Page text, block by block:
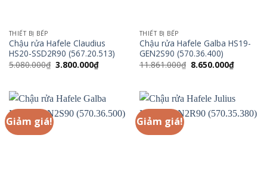
THIẾT BỊ BẾP
Chậu rửa Hafele Claudius
HS20-SSD2R90 (567.20.513)
5.080.000₫ Giá
gốc
3.800.000₫Giá
hiện
3.800.000₫.
THIẾT BỊ BẾP
Chậu rửa Hafele Galba HS19-
GEN2S90 (570.36.400)
11.861.000₫ Giá
gốc
8.650.000₫Giá
hiện
Giảm giá! Giảm giá!